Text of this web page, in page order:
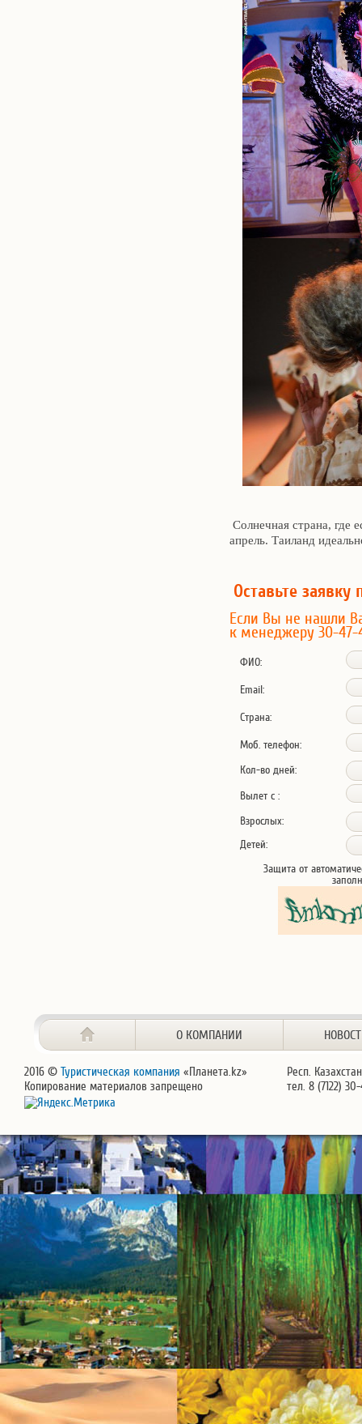
Солнечная страна, где
апрель. Таиланд
Оставьте заявку
Если Вы не нашли
к менеджеру 30-47-
ФИО:
Email:
Страна:
Моб. телефон:
Кол-во дней:
Вылет с :
Взрослых:
Детей:
Защита от
О КОМПАНИИ
2016 © Туристическая компания «Планета.kz»
Копирование материалов запрещено
Респ.
тел. 8 (7122)